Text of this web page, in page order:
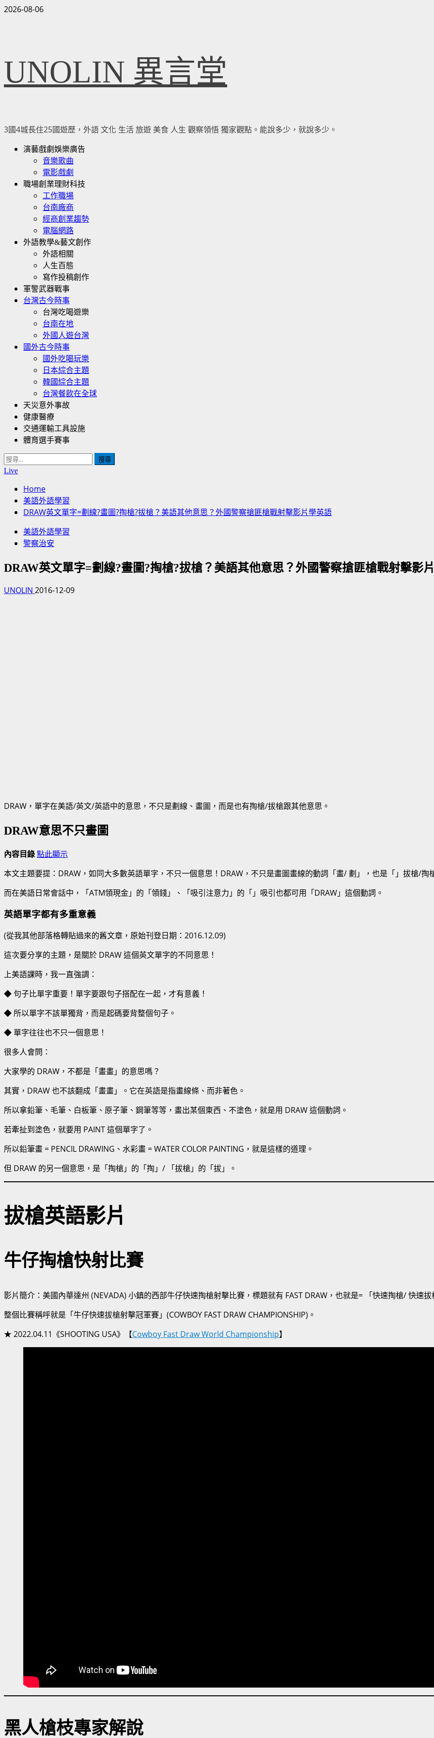
Skip
2026-08-06
UNOLIN 異言堂
3國4城長住25國遊歷，外語 文化 生活 旅遊 美食 人生 觀察領悟 獨家觀點。能說多少，就說多少。
Primary演藝戲劇娛樂廣告
音樂歌曲
電影戲劇
職場創業理財科技
工作職場
台南廠商
經商創業趨勢
電腦網路
外語教學&藝文創作
外語相關
人生百態
寫作投稿創作
軍警武器戰事
台灣古今時事
台灣吃喝遊樂
台南在地
外國人遊台灣
國外古今時事
國外吃喝玩樂
日本綜合主題
韓國綜合主題
台灣餐飲在全球
天災意外事故
健康醫療
交通運輸工具設施
體育選手賽事
搜
尋
Live
Home
美語外語學習
DRAW英文單字=劃線?畫圖?掏槍?拔槍？美語其他意思？外國警察搶匪槍戰射擊影片學英語
美語外語學習
警察治安
DRAW英文單字=劃線?畫圖?掏槍?拔槍？美語其他意思？外國警察搶匪槍戰射擊影
UNOLIN 2016-12-09
DRAW，單字在美語/英文/英語中的意思，不只是劃線、畫圖，而是也有掏槍/拔槍跟其他意思。
DRAW意思不只畫圖
內容目錄點此顯示
本文主題要提：DRAW，如同大多數英語單字，不只一個意思！DRAW，不只是畫圖畫線的動詞「畫/ 劃」，也是「」拔槍/掏
而在美語日常會話中，「ATM領現金」的「領錢」、「吸引注意力」的「」吸引也都可用「DRAW」這個動詞。
英語單字都有多重意義
(從我其他部落格轉貼過來的舊文章，原始刊登日期：2016.12.09)
這次要分享的主題，是關於 DRAW 這個英文單字的不同意思！
上美語課時，我一直強調：
◆ 句子比單字重要！單字要跟句子搭配在一起，才有意義！
◆ 所以單字不該單獨背，而是起碼要背整個句子。
◆ 單字往往也不只一個意思！
很多人會問：
大家學的 DRAW，不都是「畫畫」的意思嗎？
其實，DRAW 也不該翻成「畫畫」。它在英語是指畫線條、而非著色。
所以拿鉛筆、毛筆、白板筆、原子筆、鋼筆等等，畫出某個東西、不塗色，就是用 DRAW 這個動詞。
若牽扯到塗色，就要用 PAINT 這個單字了。
所以鉛筆畫 = PENCIL DRAWING、水彩畫 = WATER COLOR PAINTING，就是這樣的道理。
但 DRAW 的另一個意思，是「掏槍」的「掏」/ 「拔槍」的「拔」。
拔槍英語影片
牛仔掏槍快射比賽
影片簡介：美國內華達州 (NEVADA) 小鎮的西部牛仔快速掏槍射擊比賽，標題就有 FAST DRAW，也就是= 「快速掏槍/ 快速
整個比賽稱呼就是「牛仔快速拔槍射擊冠軍賽」(COWBOY FAST DRAW CHAMPIONSHIP)。
★ 2022.04.11《SHOOTING USA》【Cowboy Fast Draw World Championship】
黑人槍枝專家解說